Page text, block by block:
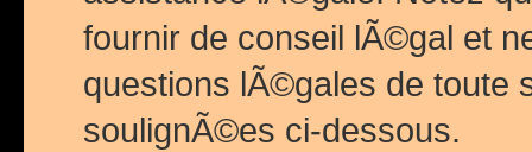
fournir de conseil lÃ©gal et
questions lÃ©gales de
soulignÃ©es ci-dessous.